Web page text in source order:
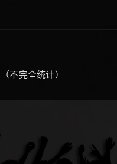
不完全统计）